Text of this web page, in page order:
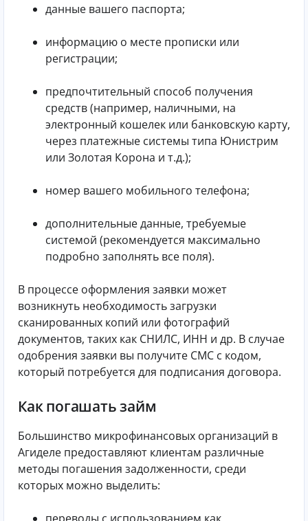
данные вашего паспорта;
информацию о месте прописки или
регистрации;
предпочтительный способ получения
средств (например, наличными, на
электронный кошелек или банковскую карту,
через платежные системы типа Юнистрим
или Золотая Корона и т.д.);
номер вашего мобильного телефона;
дополнительные данные, требуемые
системой (рекомендуется максимально
подробно заполнять все поля).
В процессе оформления заявки может
возникнуть необходимость загрузки
сканированных копий или фотографий
документов, таких как СНИЛС, ИНН и др. В случае
одобрения заявки вы получите СМС с кодом,
который потребуется для подписания договора.
Как погашать займ
Большинство микрофинансовых организаций в
Агиделе предоставляют клиентам различные
методы погашения задолженности, среди
которых можно выделить:
переводы с использованием как